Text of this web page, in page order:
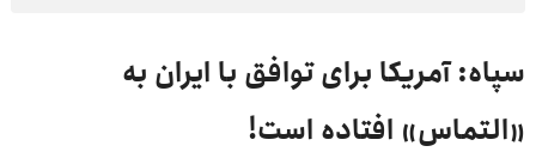
سپاه: آمریکا برای توافق با ایران به
«التماس» افتاده است!